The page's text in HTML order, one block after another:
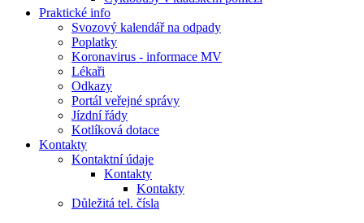
Praktické info
Svozový kalendář na odpady
Poplatky
Koronavirus - informace MV
Lékaři
Odkazy
Portál veřejné správy
Jízdní řády
Kotlíková dotace
Kontakty
Kontaktní údaje
Kontakty
Kontakty
Důležitá tel. čísla